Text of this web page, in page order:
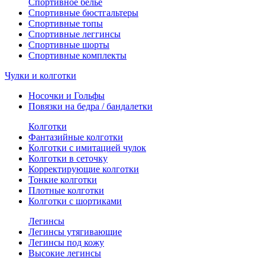
Спортивное белье
Спортивные бюстгальтеры
Спортивные топы
Спортивные леггинсы
Спортивные шорты
Спортивные комплекты
Чулки и колготки
Носочки и Гольфы
Повязки на бедра / бандалетки
Колготки
Фантазийные колготки
Колготки с имитацией чулок
Колготки в сеточку
Корректирующие колготки
Тонкие колготки
Плотные колготки
Колготки с шортиками
Легинсы
Легинсы утягивающие
Легинсы под кожу
Высокие легинсы